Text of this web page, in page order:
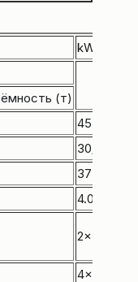
(т)
45
30/30/5.5
37
4.0
2×5
4×4.0